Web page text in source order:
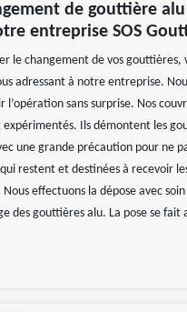
de gouttière
entreprise SOS
le changement de vos gouttières,
adressant à notre entreprise.
l’opération sans surprise. Nos
expérimentés. Ils démontent les
une grande précaution pour ne
restent et destinées à recevoir
effectuons la dépose avec
des gouttières alu. La pose se fait